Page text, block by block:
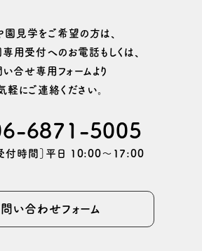
園⾒学をご希望の⽅は、
⽤受付へのお電話もしくは、
合せ専用フォームより
軽にご連絡ください。
6871-5005
付時間］平日 10:00〜17:00
い合わせフォーム